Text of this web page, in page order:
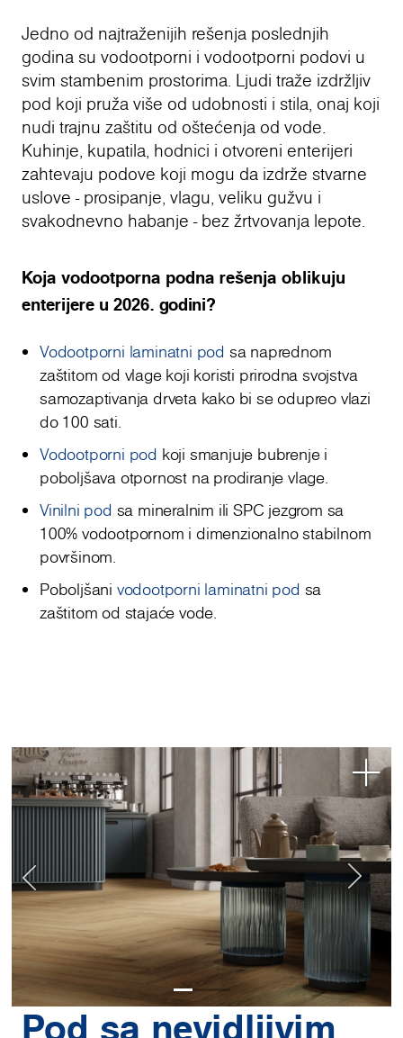
Jedno od najtraženijih rešenja poslednjih
godina su vodootporni i vodootporni podovi u
svim stambenim prostorima. Ljudi traže izdržljiv
pod koji pruža više od udobnosti i stila, onaj koji
nudi trajnu zaštitu od oštećenja od vode.
Kuhinje, kupatila, hodnici i otvoreni enterijeri
zahtevaju podove koji mogu da izdrže stvarne
uslove - prosipanje, vlagu, veliku gužvu i
svakodnevno habanje - bez žrtvovanja lepote.
Koja vodootporna podna rešenja oblikuju
enterijere u 2026. godini?
Vodootporni laminatni pod sa naprednom
zaštitom od vlage koji koristi prirodna svojstva
samozaptivanja drveta kako bi se odupreo vlazi
do 100 sati.
Vodootporni pod koji smanjuje bubrenje i
poboljšava otpornost na prodiranje vlage.
Vinilni pod sa mineralnim ili SPC jezgrom sa
100% vodootpornom i dimenzionalno stabilnom
površinom.
Poboljšani vodootporni laminatni pod sa
zaštitom od stajaće vode.
Pod sa nevidljivim